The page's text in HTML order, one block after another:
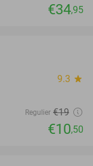
€34,95
9.3 star
Regulier €19
€10,50